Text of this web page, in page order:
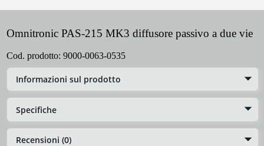
Omnitronic PAS-215 MK3 diffusore passivo a due vie
Cod. prodotto: 9000-0063-0535
Informazioni sul prodotto
Specifiche
Recensioni (0)